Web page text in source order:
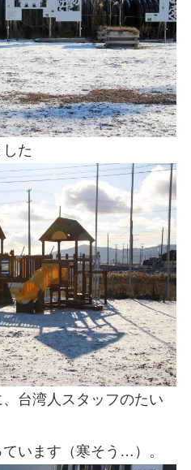
た
台湾人スタッフのたい
います（寒そう…）。